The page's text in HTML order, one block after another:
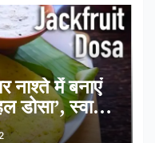
नाश्ते में बनाएं
डोसा’, स्वाद में